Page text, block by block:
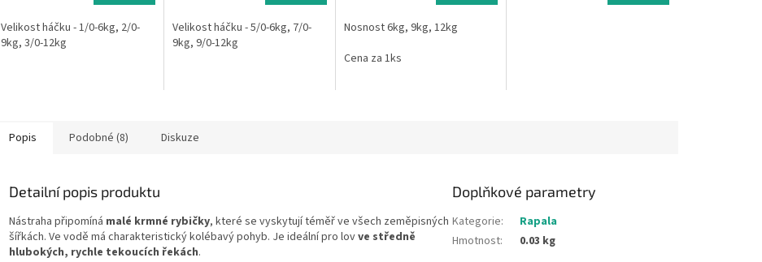
Velikost háčku - 1/0-6kg, 2/0-
9kg, 3/0-12kg
Velikost háčku - 5/0-6kg, 7/0-
9kg, 9/0-12kg
Nosnost 6kg, 9kg, 12kg
Cena za 1ks
Popis Podobné (8) Diskuze
Detailní popis produktu
Nástraha připomíná malé krmné rybičky, které se vyskytují téměř ve všech zeměpisných
šířkách. Ve vodě má charakteristický kolébavý pohyb. Je ideální pro lovve středně
hlubokých, rychle tekoucích řekách.
Doplňkové parametry
Kategorie:
Rapala
Hmotnost: 0.03 kg